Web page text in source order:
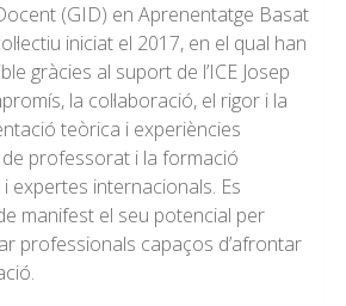
(GID) en Aprenentatge Basat
iniciat el 2017, en el qual han
gràcies al suport de l’ICE Josep
la col·laboració, el rigor i la
teòrica i experiències
de professorat i la formació
expertes internacionals. Es
manifest el seu potencial per
professionals capaços d’afrontar